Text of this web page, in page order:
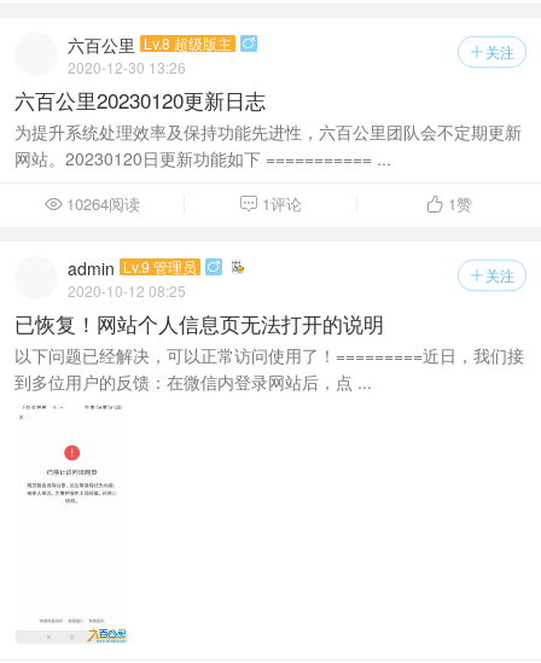
 关注
六百公里 Lv.8 超级版主 
2020-12-30 13:26
六百公里20230120更新日志
为提升系统处理效率及保持功能先进性，六百公里团队会不定期更新
网站。20230120日更新功能如下 =========== ...
 10264阅读  1评论  1赞
 关注
admin Lv.9 管理员 
2020-10-12 08:25
已恢复！网站个人信息页无法打开的说明
以下问题已经解决，可以正常访问使用了！=========近日，我们接
到多位用户的反馈：在微信内登录网站后，点 ...